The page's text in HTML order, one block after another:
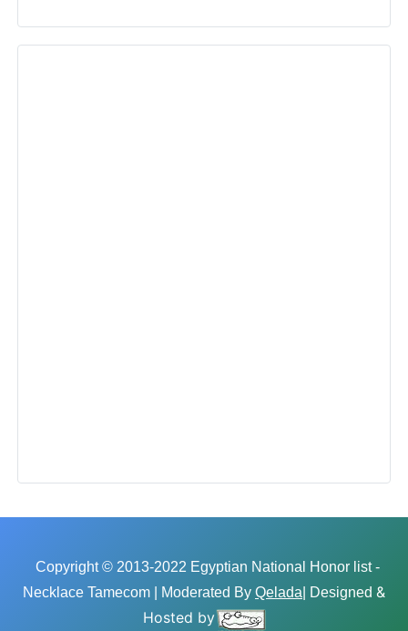
Copyright © 2013-2022 Egyptian National Honor list -
Necklace Tamecom | Moderated By Qelada | Designed &
Hosted by